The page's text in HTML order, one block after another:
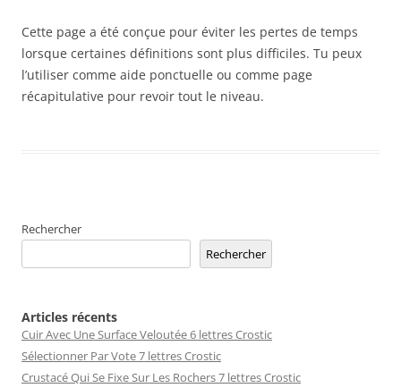
Cette page a été conçue pour éviter les pertes de temps
lorsque certaines définitions sont plus difficiles. Tu peux
l’utiliser comme aide ponctuelle ou comme page
récapitulative pour revoir tout le niveau.
Rechercher
Rechercher
Articles récents
Cuir Avec Une Surface Veloutée 6 lettres Crostic
Sélectionner Par Vote 7 lettres Crostic
Crustacé Qui Se Fixe Sur Les Rochers 7 lettres Crostic